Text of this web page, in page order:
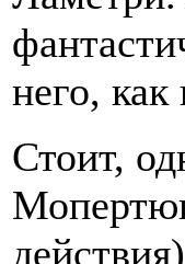
него,
Стоит,